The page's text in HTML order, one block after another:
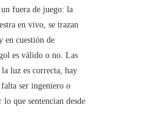
fuera de juego: la
en vivo, se trazan
en cuestión de
es válido o no. Las
la luz es correcta, hay
ser ingeniero o
que sentencian desde